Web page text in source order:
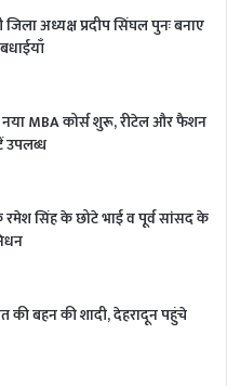
अध्यक्ष प्रदीप सिंघल पुनः बनाए
MBA कोर्स शुरू, रीटेल और फैशन
उपलब्ध
सिंह के छोटे भाई व पूर्व सांसद के
की बहन की शादी, देहरादून पहुंचे